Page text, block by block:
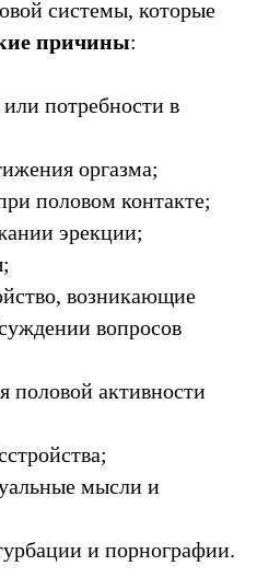
системы, которые
причины:
потребности в
оргазма;
половом контакте;
эрекции;
возникающие
вопросов
половой активности
мысли и
и порнографии.